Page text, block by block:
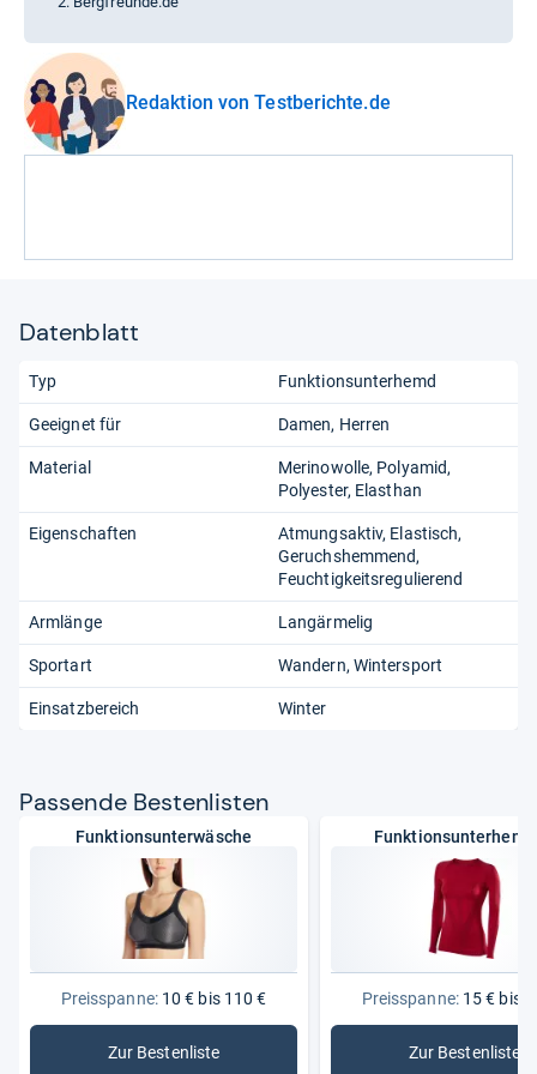
Redaktion von Testberichte.de
Datenblatt
Typ Funktionsunterhemd
Geeignet für Damen Herren
Material Merinowolle Polyamid
Polyester Elasthan
Eigenschaften Atmungsaktiv Elastisch
Geruchshemmend
Feuchtigkeitsregulierend
Armlänge Langärmelig
Sportart Wandern Wintersport
Einsatzbereich Winter
Pas­sende Bes­ten­lis­ten
Funktionsunterwäsche
Preisspanne:10 € bis 110 €
Zur Bestenliste: Funktionsunterwäsche
Preisspanne:15 € bis
Zur Bestenliste
: